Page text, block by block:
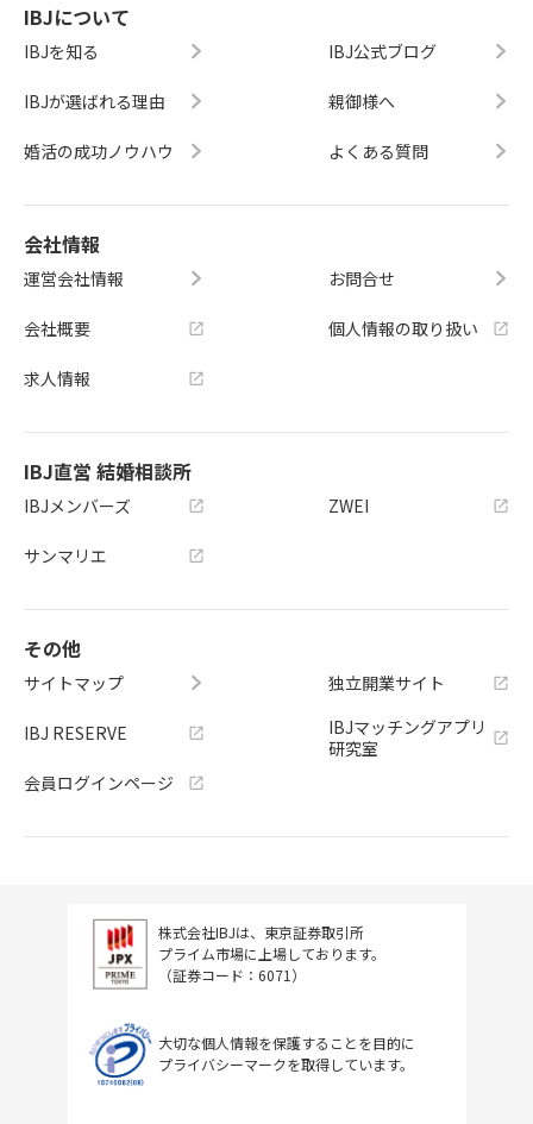
IBJについて
IBJを知る
IBJが選ばれる理由
婚活の成功ノウハウ
IBJ公式ブログ
親御様へ
よくある質問
会社情報
運営会社情報
会社概要
求人情報
お問合せ
個人情報の取り扱い
IBJ直営 結婚相談所
IBJメンバーズ
サンマリエ
ZWEI
その他
サイトマップ
IBJ RESERVE
会員ログインページ
独立開業サイト
IBJマッチングアプリ
研究室
株式会社IBJは、東京証券取引所
プライム市場に上場しております。
（証券コード：6071）
大切な個人情報を保護することを目的に
プライバシーマークを取得しています。